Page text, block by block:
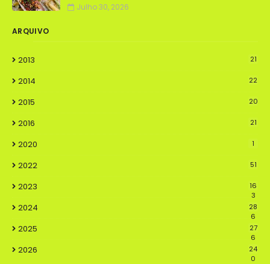
Julho 30, 2026
ARQUIVO
2013 21
2014 22
2015 20
2016 21
2020 1
2022 51
2023
16
3
2024
28
6
2025
27
6
2026
24
0